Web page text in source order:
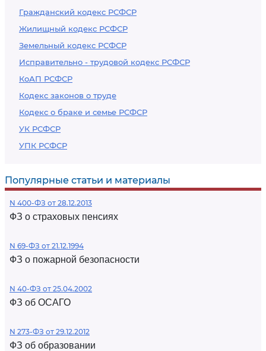
Гражданский кодекс РСФСР
Жилищный кодекс РСФСР
Земельный кодекс РСФСР
Исправительно - трудовой кодекс РСФСР
КоАП РСФСР
Кодекс законов о труде
Кодекс о браке и семье РСФСР
УК РСФСР
УПК РСФСР
Популярные статьи и материалы
N 400-ФЗ от 28.12.2013
ФЗ о страховых пенсиях
N 69-ФЗ от 21.12.1994
ФЗ о пожарной безопасности
N 40-ФЗ от 25.04.2002
ФЗ об ОСАГО
N 273-ФЗ от 29.12.2012
ФЗ об образовании